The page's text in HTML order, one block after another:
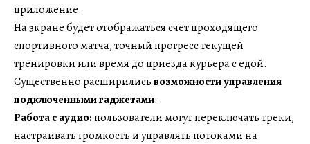
приложение.
На экране будет отображаться счет проходящего
спортивного матча, точный прогресс текущей
тренировки или время до приезда курьера с едой.
Существенно расширилисьвозможности управления
подключенными гаджетами:
Работа с аудио:пользователи могут переключать треки,
настраивать громкость и управлять потоками на